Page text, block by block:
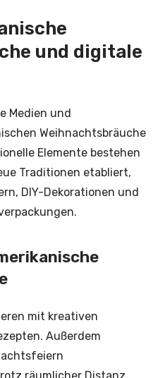
und digitale
Medien und
Weihnachtsbräuche
Elemente bestehen
Traditionen etabliert,
DIY-Dekorationen und
mit kreativen
Außerdem